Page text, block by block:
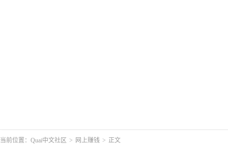
当前位置： Quai中文社区 > 网上赚钱 > 正文